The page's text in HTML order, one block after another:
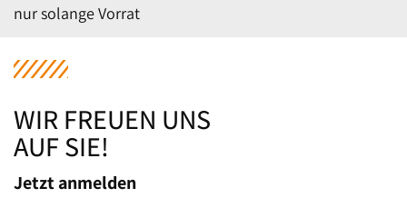
nur solange Vorrat
WIR FREUEN UNS
AUF SIE!
Jetzt anmelden